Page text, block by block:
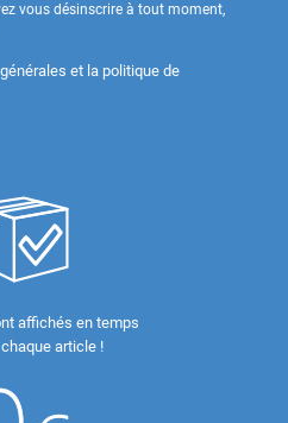
vous désinscrire à tout moment,
et la politique de
affichés en temps
article !